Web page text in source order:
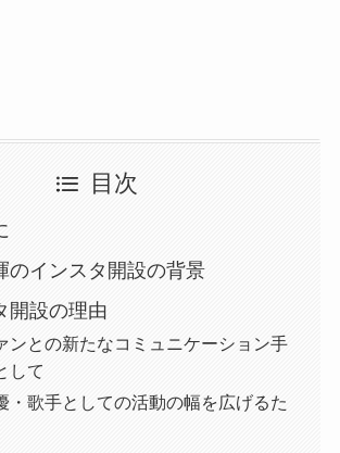
目次
のインスタ開設の背景
開設の理由
ンとの新たなコミュニケーション手
して
・歌手としての活動の幅を広げるた